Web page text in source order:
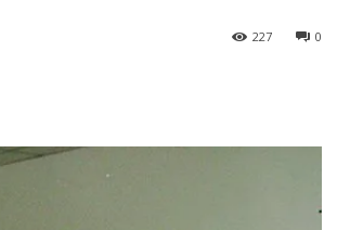
0
227